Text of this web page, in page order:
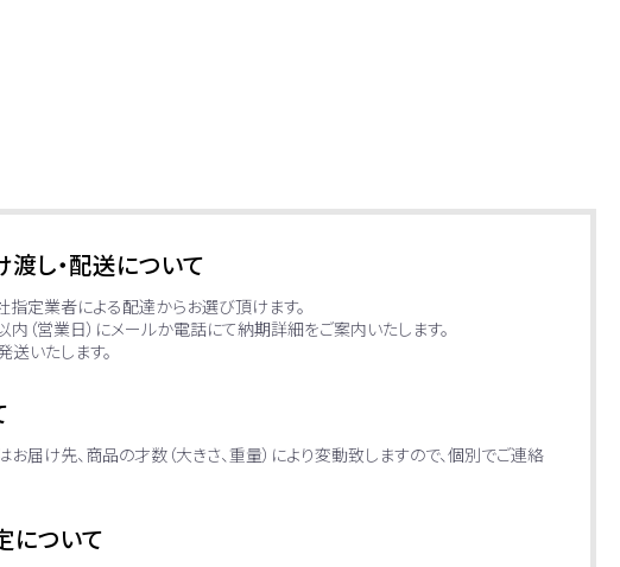
し・配送について
指定業者による配達からお選び頂けます。
内（営業日）にメールか電話にて納期詳細をご案内いたします。
いたします。
お届け先、商品の才数（大きさ、重量）により変動致しますので、個別でご連絡
について